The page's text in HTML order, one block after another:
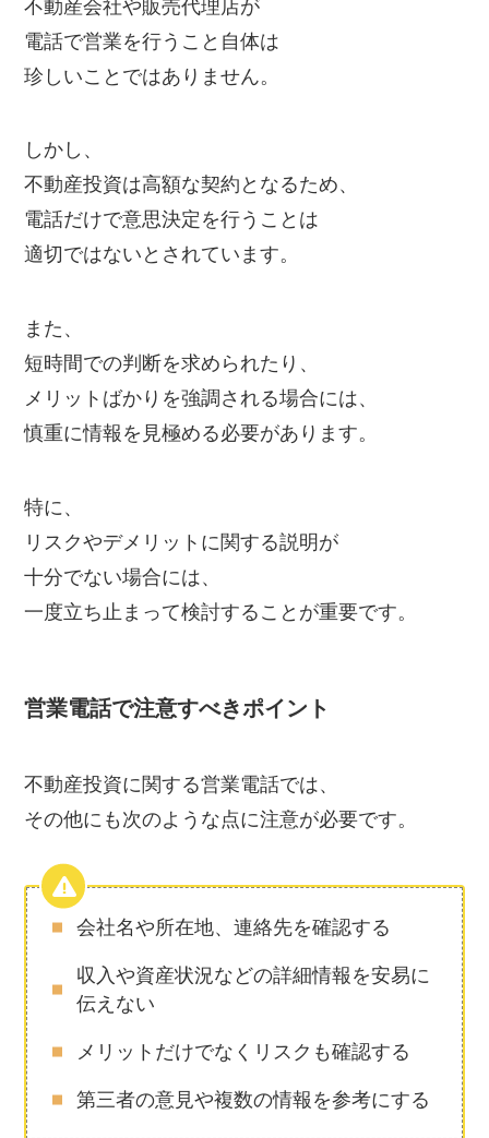
不動産会社や販売代理店が
電話で営業を行うこと自体は
珍しいことではありません。
しかし、
不動産投資は高額な契約となるため、
電話だけで意思決定を行うことは
適切ではないとされています。
また、
短時間での判断を求められたり、
メリットばかりを強調される場合には、
慎重に情報を見極める必要があります。
特に、
リスクやデメリットに関する説明が
十分でない場合には、
一度立ち止まって検討することが重要です。
営業電話で注意すべきポイント
不動産投資に関する営業電話では、
その他にも次のような点に注意が必要です。
会社名や所在地、連絡先を確認する
収入や資産状況などの詳細情報を安易に
伝えない
メリットだけでなくリスクも確認する
第三者の意見や複数の情報を参考にする